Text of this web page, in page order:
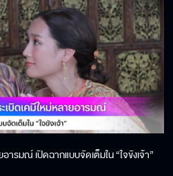
ารมณ์ เปิดฉากแบบจัดเต็มใน “ใจขังเจ้า”